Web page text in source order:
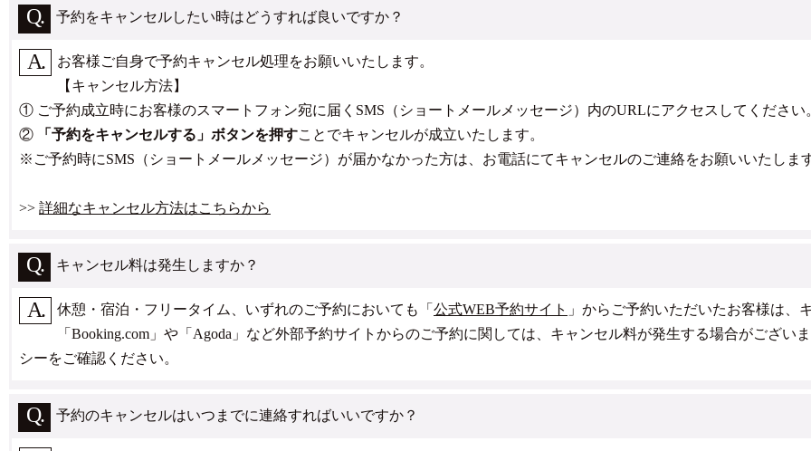
予約をキャンセルしたい時はどうすれば良いですか？
お客様ご自身で予約キャンセル処理をお願いいたします。
【キャンセル方法】
① ご予約成立時にお客様のスマートフォン宛に届くSMS（ショートメールメッセージ）内のURLにアクセスしてください
②
「予約をキャンセルする」ボタンを押すことでキャンセルが成立いたします。
※ご予約時にSMS（ショートメールメッセージ）が届かなかった方は、お電話にてキャンセルのご連絡をお願いいたしま
>> 詳細なキャンセル方法はこちらから
キャンセル料は発生しますか？
休憩・宿泊・フリータイム、いずれのご予約においても「 公式WEB予約サイト 」からご予約いただいたお客様は、
「Booking.com」や「Agoda」など外部予約サイトからのご予約に関しては、キャンセル料が発生する場合がござ
シーをご確認ください。
予約のキャンセルはいつまでに連絡すればいいですか？